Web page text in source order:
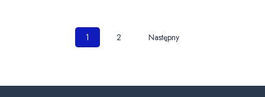
Nawigacja
1 2 Następny